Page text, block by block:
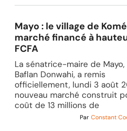
Mayo : le village de
marché financé à
FCFA
La sénatrice-maire de Mayo,
Baflan Donwahi, a remis
officiellement, lundi 3 août
nouveau marché construit
coût de 13 millions de
Par Constant